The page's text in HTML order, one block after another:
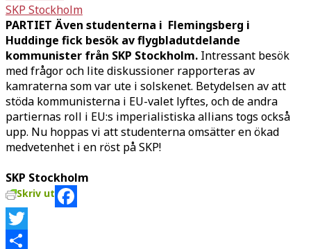
SKP Stockholm
PARTIET Även studenterna i Flemingsberg i
Huddinge fick besök av flygbladutdelande
kommunister från SKP Stockholm. Intressant besök
med frågor och lite diskussioner rapporteras av
kamraterna som var ute i solskenet. Betydelsen av att
stöda kommunisterna i EU-valet lyftes, och de andra
partiernas roll i EU:s imperialistiska allians togs också
upp. Nu hoppas vi att studenterna omsätter en ökad
medvetenhet i en röst på SKP!
SKP Stockholm
Skriv ut
Facebook
Twitter